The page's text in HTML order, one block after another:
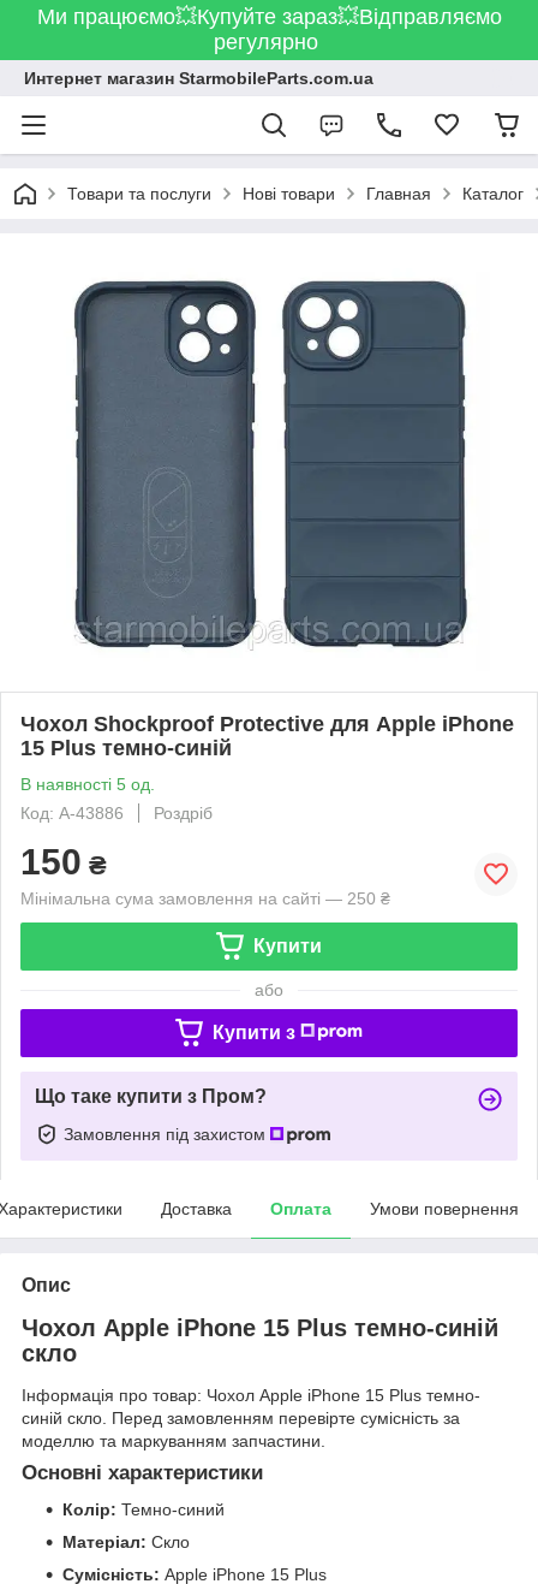
Ми працюємо💥Купуйте зараз💥Відправляємо
регулярно
Интернет магазин StarmobileParts.com.ua
Товари та послуги Нові товари Главная Каталог
Чохол Shockproof Protective для Apple iPhone
15 Plus темно-синій
В наявності 5 од.
Код: A-43886
Роздріб
150 ₴
Мінімальна сума замовлення на сайті — 250 ₴
Купити
або
Купити з
Що таке купити з Пром?
Замовлення під захистом
Доставка Оплата Умови повернення
Опис
Чохол Apple iPhone 15 Plus темно-синій
скло
Інформація про товар: Чохол Apple iPhone 15 Plus темно-
синій скло. Перед замовленням перевірте сумісність за
моделлю та маркуванням запчастини.
Основні характеристики
Колір: Темно-синий
Матеріал: Скло
Сумісність: Apple iPhone 15 Plus